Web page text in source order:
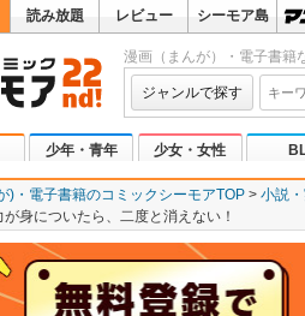
読み放題 レビュー シーモア島
漫画（まんが）・電子書籍
ジャンルで探す
少年・青年 少女・女性
)・電子書籍のコミックシーモアTOP 小説
身についたら、二度と消えない！